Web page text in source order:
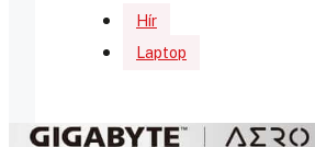
Hír
Laptop